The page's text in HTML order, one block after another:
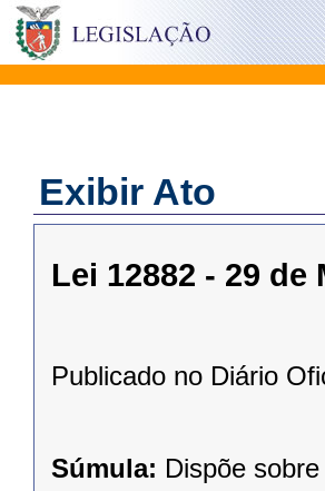
Exibir Ato
Lei 12882 - 29 de
Publicado no Diário
Súmula: Dispõe